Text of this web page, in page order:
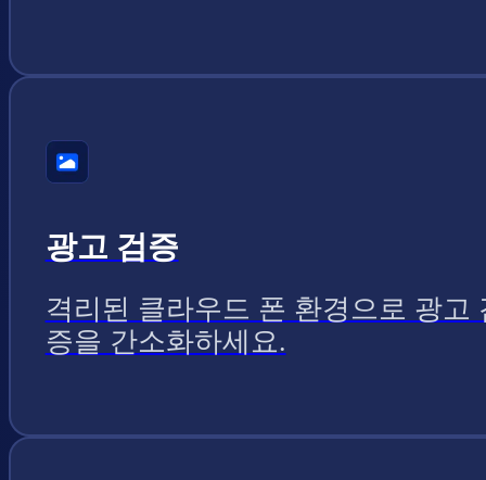
광고 검증
격리된 클라우드 폰 환경으로 광고
증을 간소화하세요.